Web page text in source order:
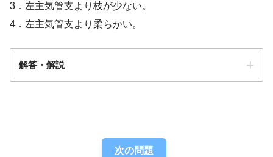
3．左主気管支より枝が少ない。
4．左主気管支より柔らかい。
解答・解説
次の問題